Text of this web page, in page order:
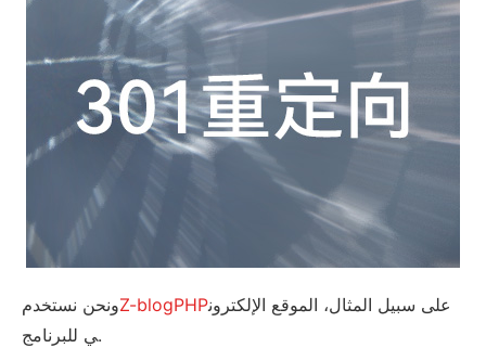
ونحن نستخدمZ-blogPHPعلى سبيل المثال، الموقع الإلكترون
ي للبرنامج.